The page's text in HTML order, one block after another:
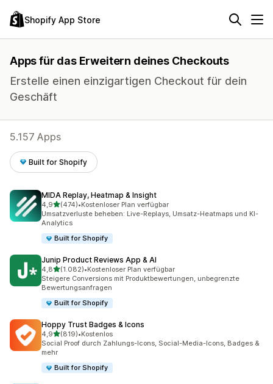
Shopify App Store
Apps für das Erweitern deines Checkouts
Erstelle einen einzigartigen Checkout für dein
Geschäft
5.157 Apps
Built for Shopify
MIDA Replay, Heatmap & Insight
4,9von 5 Sternen
(474)
474 Rezensionen insgesamt
•Kostenloser Plan verfügbar
Umsatzverluste beheben: Live-Replays, Umsatz-Heatmaps und KI-
Analytics
Built for Shopify
Junip Product Reviews App & AI
4,8von 5 Sternen
(1.082)
1082 Rezensionen insgesamt
•Kostenloser Plan verfügbar
Steigere Conversions mit Produktbewertungen, unbegrenzte
Bewertungsanfragen
Built for Shopify
Hoppy Trust Badges & Icons
4,9von 5 Sternen
(819)
819 Rezensionen insgesamt
•Kostenlos
Social Proof durch Zahlungs-Icons, Social-Media-Icons, Badges &
mehr
Built for Shopify